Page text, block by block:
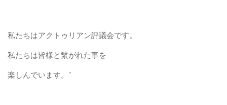
私たちはアクトゥリアン評議会です。
私たちは皆様と繋がれた事を
楽しんでいます。”